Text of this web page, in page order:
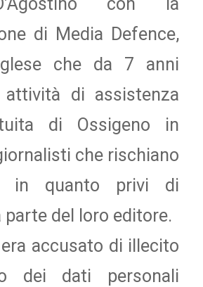
di Media Defence,
che da 7 anni
di assistenza
di Ossigeno in
che rischiano
in quanto privi di
parte del loro editore.
era accusato di illecito
dei dati personali